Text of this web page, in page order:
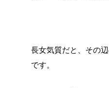
長女気質だと、その
です。